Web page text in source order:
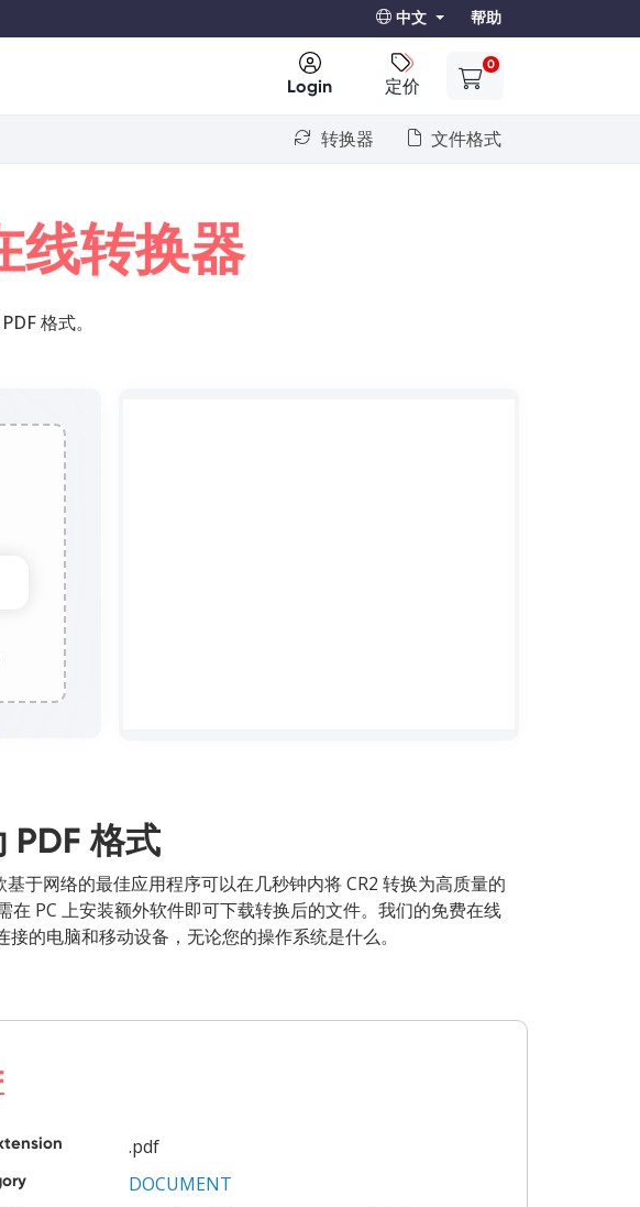
中文 帮助
Login 定价
0
转换器 文件格式
线转换器
格式。
PDF 格式
于网络的最佳应用程序可以在几秒钟内将 CR2 转换为高质量的
PC 上安装额外软件即可下载转换后的文件。我们的免费在线
的电脑和移动设备，无论您的操作系统是什么。
.pdf
DOCUMENT